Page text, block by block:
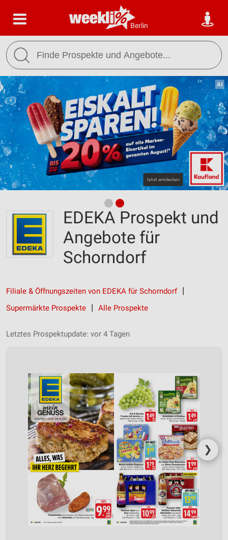
Berlin
EDEKA Prospekt und
Angebote für
Schorndorf
Filiale & Öffnungszeiten von EDEKA für Schorndorf
Supermärkte Prospekte
Alle Prospekte
Letztes Prospektupdate: vor 4 Tagen
❯